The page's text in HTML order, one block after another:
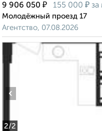
9 906 050 ₽ 155 000 ₽ за
Молодёжный проезд 17
Агентство, 07.08.2026
2/2
‹